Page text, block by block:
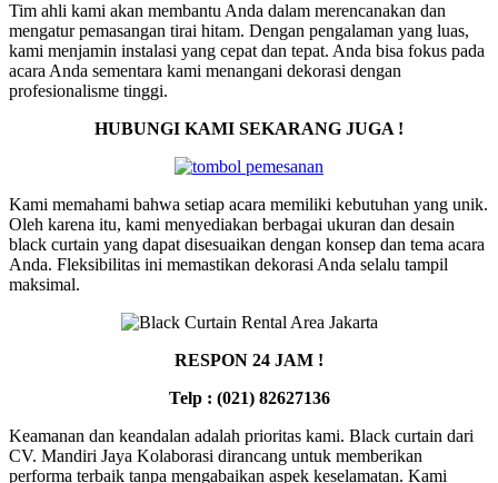
Tim ahli kami akan membantu Anda dalam merencanakan dan
mengatur pemasangan tirai hitam. Dengan pengalaman yang luas,
kami menjamin instalasi yang cepat dan tepat. Anda bisa fokus pada
acara Anda sementara kami menangani dekorasi dengan
profesionalisme tinggi.
HUBUNGI KAMI SEKARANG JUGA !
Kami memahami bahwa setiap acara memiliki kebutuhan yang unik.
Oleh karena itu, kami menyediakan berbagai ukuran dan desain
black curtain yang dapat disesuaikan dengan konsep dan tema acara
Anda. Fleksibilitas ini memastikan dekorasi Anda selalu tampil
maksimal.
RESPON 24 JAM !
Telp : (021) 82627136
Keamanan dan keandalan adalah prioritas kami. Black curtain dari
CV. Mandiri Jaya Kolaborasi dirancang untuk memberikan
performa terbaik tanpa mengabaikan aspek keselamatan. Kami